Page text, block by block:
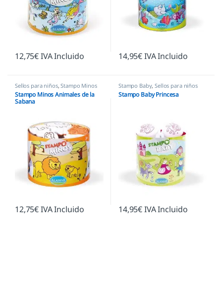
12,75€IVA Incluido 14,95€IVA Incluido
Sellos para niños,Stampo Minos
Stampo Minos Animales de la
Sabana
12,75€IVA Incluido
Stampo Baby,Sellos para niños
Stampo Baby Princesa
14,95€IVA Incluido